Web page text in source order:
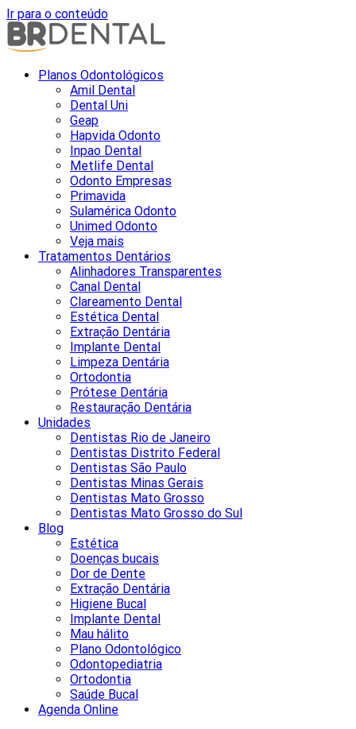
Ir para o conteúdo
Planos Odontológicos
Amil Dental
Dental Uni
Geap
Hapvida Odonto
Inpao Dental
Metlife Dental
Odonto Empresas
Primavida
Sulamérica Odonto
Unimed Odonto
Veja mais
Tratamentos Dentários
Alinhadores Transparentes
Canal Dental
Clareamento Dental
Estética Dental
Extração Dentária
Implante Dental
Limpeza Dentária
Ortodontia
Prótese Dentária
Restauração Dentária
Unidades
Dentistas Rio de Janeiro
Dentistas Distrito Federal
Dentistas São Paulo
Dentistas Minas Gerais
Dentistas Mato Grosso
Dentistas Mato Grosso do Sul
Blog
Estética
Doenças bucais
Dor de Dente
Extração Dentária
Higiene Bucal
Implante Dental
Mau hálito
Plano Odontológico
Odontopediatria
Ortodontia
Saúde Bucal
Agenda Online